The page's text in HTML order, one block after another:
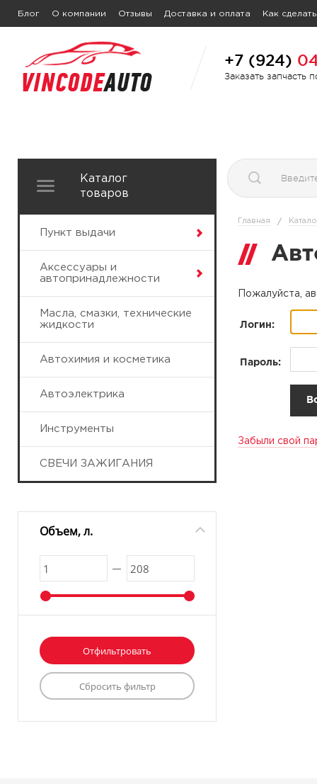
Блог О компании Отзывы Доставка и оплата Как
+7 (924)
Заказать запчасть
Каталог
товаров
Пункт выдачи
Аксессуары и
автопринадлежности
Масла, смазки, технические
жидкости
Автохимия и косметика
Автоэлектрика
Инструменты
СВЕЧИ ЗАЖИГАНИЯ
Объем, л.
Главная /
Пожалуйста,
Логин:
Пароль:
Забыли свой